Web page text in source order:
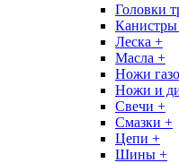
Головки
Леска +
Масла +
Ножи
Ножи и
Свечи +
Смазки +
Цепи +
Шины +